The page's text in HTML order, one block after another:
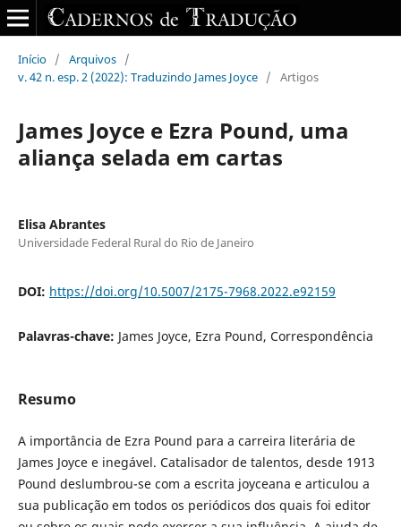
Início / Arquivos /
v. 42 n. esp. 2 (2022): Traduzindo James Joyce / Artigos
James Joyce e Ezra Pound, uma
aliança selada em cartas
Elisa Abrantes
Universidade Federal Rural do Rio de Janeiro
DOI: https://doi.org/10.5007/2175-7968.2022.e92159
Palavras-chave: James Joyce, Ezra Pound, Correspondência
Resumo
A importância de Ezra Pound para a carreira literária de
James Joyce e inegável. Catalisador de talentos, desde 1913
Pound deslumbrou-se com a escrita joyceana e articulou a
sua publicação em todos os periódicos dos quais foi editor